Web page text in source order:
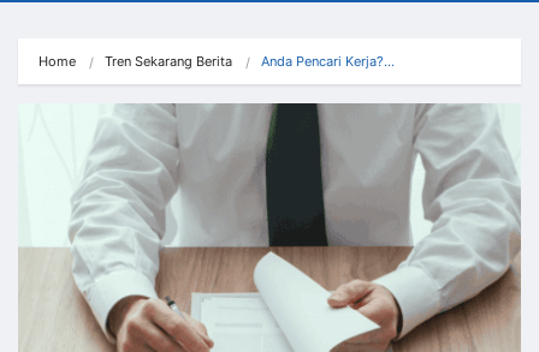
Home Tren Sekarang Berita Anda Pencari Kerja?…